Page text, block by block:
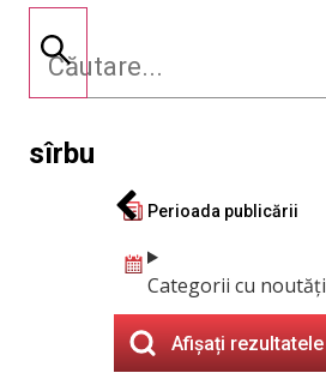
sîrbu
Perioada publicării
Categorii cu noutăți
Afișați rezultatele